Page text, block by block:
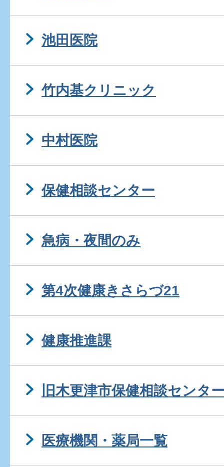
池田医院
竹内基クリニック
中村医院
保健相談センター
急病・夜間のみ
第4次健康きさらづ21
健康推進課
旧木更津市保健相談センタ
医療機関・薬局一覧